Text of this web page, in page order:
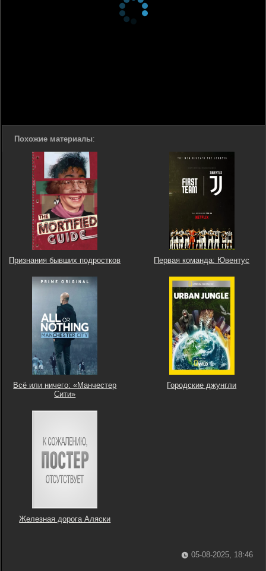
Похожие материалы:
Признания бывших подростков Первая команда: Ювентус
Всё или ничего: «Манчестер
Сити»
Городские джунгли
Железная дорога Аляски
05-08-2025, 18:46